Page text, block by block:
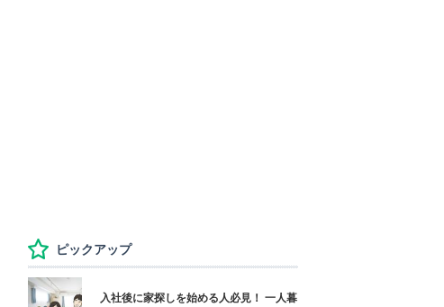
ピックアップ
入社後に家探しを始める人必見！ 一人暮